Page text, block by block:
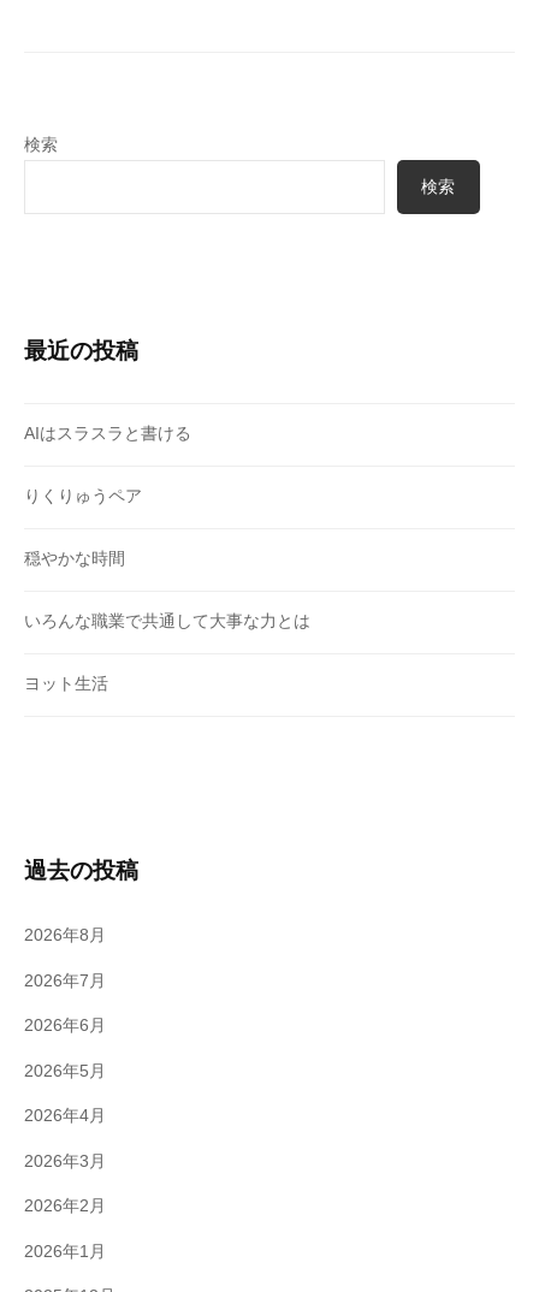
検索
検索
最近の投稿
AIはスラスラと書ける
りくりゅうペア
穏やかな時間
いろんな職業で共通して大事な力とは
ヨット生活
過去の投稿
2026年8月
2026年7月
2026年6月
2026年5月
2026年4月
2026年3月
2026年2月
2026年1月